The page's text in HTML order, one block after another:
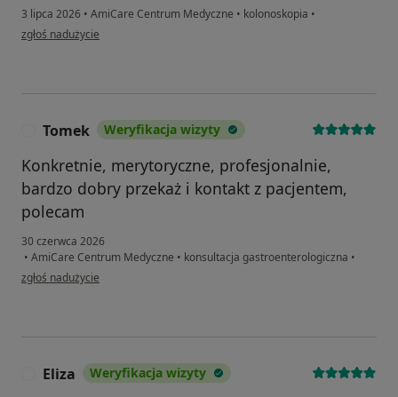
3 lipca 2026 • AmiCare Centrum Medyczne • kolonoskopia •
w opinii użytkownika Julia
zgłoś nadużycie
Tomek Weryfikacja wizyty
Konkretnie, merytoryczne, profesjonalnie,
bardzo dobry przekaż i kontakt z pacjentem,
polecam
30 czerwca 2026
• AmiCare Centrum Medyczne • konsultacja gastroenterologiczna •
w opinii użytkownika Tomek
zgłoś nadużycie
Eliza Weryfikacja wizyty